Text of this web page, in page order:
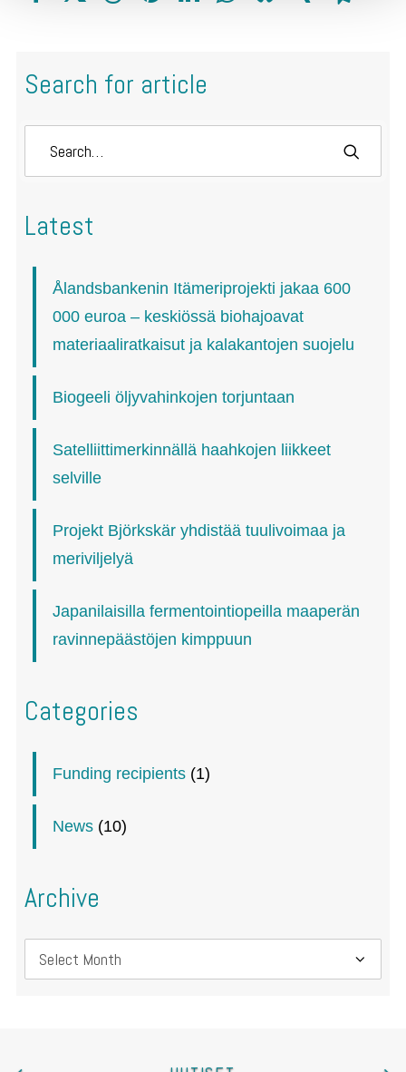
Search for article
Latest
Ålandsbankenin Itämeriprojekti jakaa 600
000 euroa – keskiössä biohajoavat
materiaaliratkaisut ja kalakantojen suojelu
Biogeeli öljyvahinkojen torjuntaan
Satelliittimerkinnällä haahkojen liikkeet
selville
Projekt Björkskär yhdistää tuulivoimaa ja
meriviljelyä
Japanilaisilla fermentointiopeilla maaperän
ravinnepäästöjen kimppuun
Categories
Funding recipients (1)
News (10)
Archive
Archive